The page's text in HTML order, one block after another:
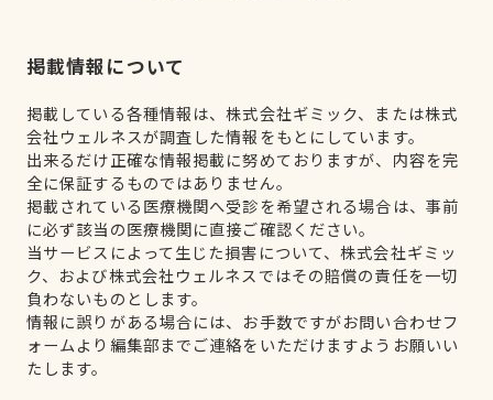
掲載情報について
掲載している各種情報は、株式会社ギミック、または株式
会社ウェルネスが調査した情報をもとにしています。
出来るだけ正確な情報掲載に努めておりますが、内容を完
全に保証するものではありません。
掲載されている医療機関へ受診を希望される場合は、事前
に必ず該当の医療機関に直接ご確認ください。
当サービスによって生じた損害について、株式会社ギミッ
ク、および株式会社ウェルネスではその賠償の責任を一切
負わないものとします。
情報に誤りがある場合には、お手数ですがお問い合わせフ
ォームより編集部までご連絡をいただけますようお願いい
たします。